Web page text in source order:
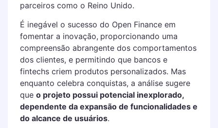
parceiros como o Reino Unido.
É inegável o sucesso do Open Finance em
fomentar a inovação, proporcionando uma
compreensão abrangente dos comportamentos
dos clientes, e permitindo que bancos e
fintechs criem produtos personalizados. Mas
enquanto celebra conquistas, a análise sugere
que o projeto possui potencial inexplorado,
dependente da expansão de funcionalidades e
do alcance de usuários.